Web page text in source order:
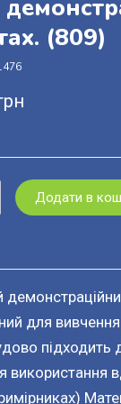
(809)
Додати в
для
підходить
використання